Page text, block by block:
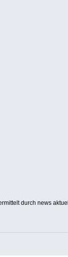
durch news aktuell